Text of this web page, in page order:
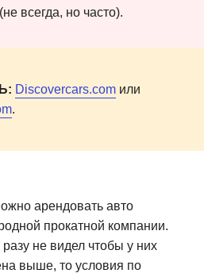
всегда, но часто).
Discovercars.com или
.
арендовать авто
прокатной компании.
не видел чтобы у них
выше, то условия по